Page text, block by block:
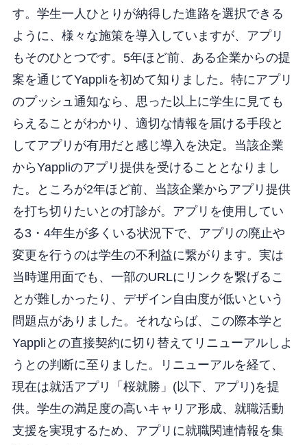
す。学生一人ひとりが納得した進路を選択できる
ように、様々な施策を導入していますが、アプリ
もそのひとつです。5年ほど前、ある企業からの提
案を通じてYappliを初めて知りました。特にアプリ
のプッシュ通知なら、思った以上に学生に見ても
らえることがわかり、適切な情報を届ける手段と
してアプリが有用だと感じ導入を決定。当該企業
からYappliのアプリ提供を受けることとなりまし
た。ところが2年ほど前、当該企業からアプリ提供
を打ち切りたいとの打診が。アプリを使用してい
る3・4年生が多くいる状況下で、アプリの廃止や
変更を行うのは学生の不利益に繋がります。実は
当時運用面でも、一部のURLにリンクを繋げるこ
とが難しかったり、デザイン自由度が低いという
問題点がありました。それならば、この際本学と
Yappliとの直接契約に切り替えてリニューアルしよ
うとの判断に至りました。リニューアルを経て、
現在は就活アプリ「桜就勝」(以下、アプリ)を提
供。学生の満足度の高いキャリア形成、就職活動
支援を実現するため、アプリに就職関連情報を集